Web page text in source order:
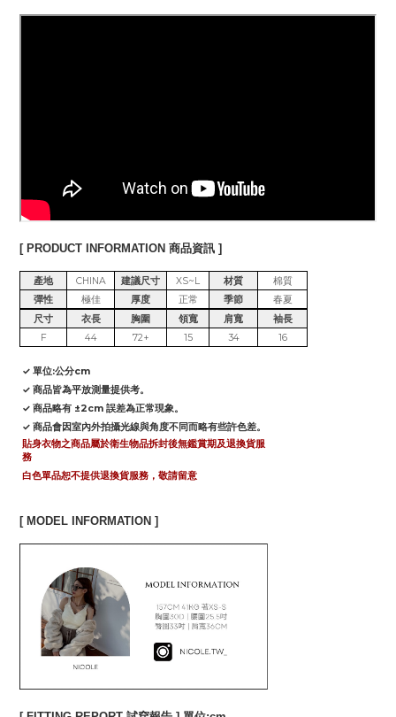
[ PRODUCT INFORMATION 商品資訊 ]
產地 CHINA 建議尺寸 XS~L 材質
棉質
彈性
極佳 厚度 正常 季節
春夏
尺寸
衣長 胸圍 領寬 肩寬
袖長
F
44 72+ 15 34 16
✓ 單位:公分cm
✓ 商品皆為平放測量提供考。
✓ 商品略有 ±2cm 誤差為正常現象。
✓ 商品會因室內外拍攝光線與角度不同而略有些許色差。
貼身衣物之商品屬於衛生物品拆封後無鑑賞期及退換貨服
務
白色單品恕不提供退換貨服務，敬請留意
[ MODEL INFORMATION ]